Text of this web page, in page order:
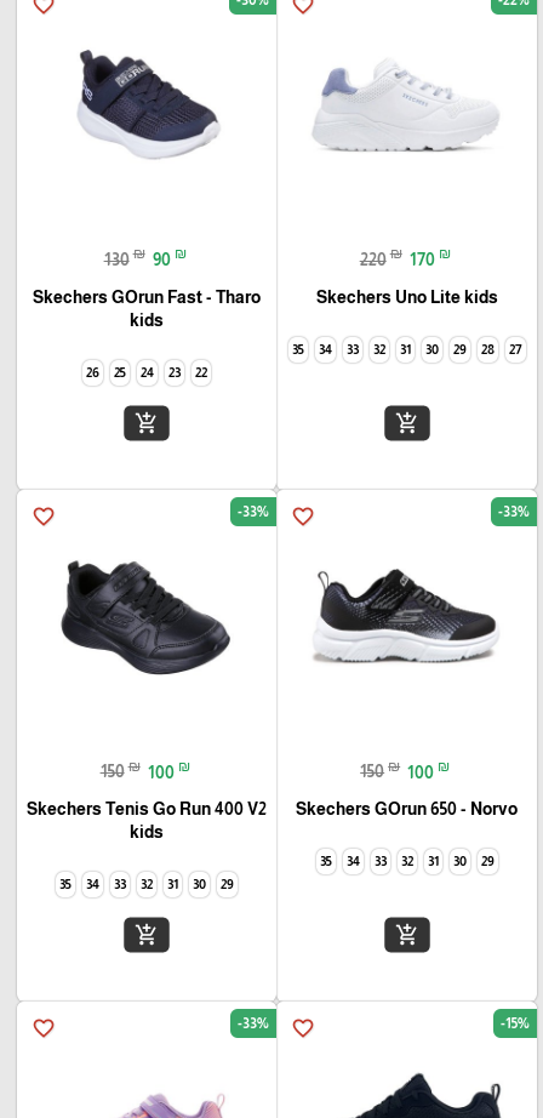
220 ₪ 170 ₪
Skechers Uno Lite kids
27
28
29
30
31
32
33
34
35
add_shopping_cart
130 ₪ 90 ₪
Skechers GOrun Fast - Tharo
kids
22
23
24
25
26
add_shopping_cart
favorite_border -33%
150 ₪ 100 ₪
Skechers GOrun 650 - Norvo
29
30
31
32
33
34
35
add_shopping_cart
favorite_border -33%
150 ₪ 100 ₪
Skechers Tenis Go Run 400 V2
kids
29
30
31
32
33
34
35
add_shopping_cart
favorite_border -15%
favorite_border -33%